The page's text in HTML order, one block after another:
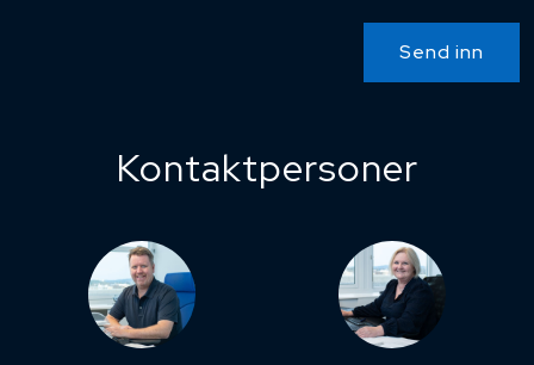
Send inn
Kontaktpersoner